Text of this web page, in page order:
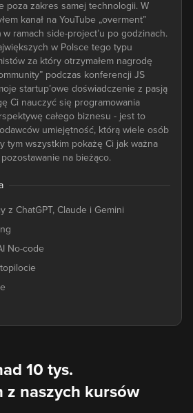
poza zakres samej technologii. W
kanał na YouTube „overment”
ramach side-project’u po godzinach.
w Polsce tego typu
za który otrzymałem nagrodę
podczas konferencji JS
startup’owe doświadczenie z pasją
Ci nauczyć się programowania
całego biznesu - jest to
umiejętność, którą wiele osób
tym wszystkim pokażę Ci jak ważna
na bieżąco.
z ChatGPT, Claude i Gemini
No-code
10 tys.
z naszych kursów